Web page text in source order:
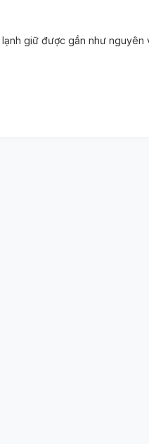
giữ được gần như nguyên